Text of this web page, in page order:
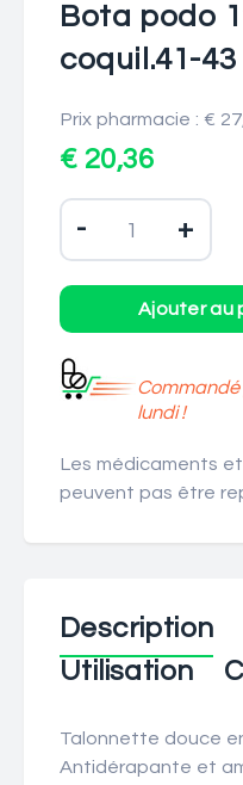
Bota podo
coquil.41-
Prix pharmacie : €
€ 20,36
- +
Commandé
lundi !
Les médicaments
peuvent pas être
Description
Utilisation
Talonnette douce
Antidérapante et